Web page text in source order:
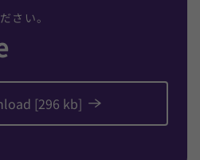
さい。
[296 kb]